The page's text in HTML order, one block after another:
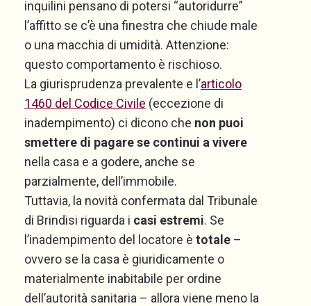
inquilini pensano di potersi “autoridurre”
l’affitto se c’è una finestra che chiude male
o una macchia di umidità. Attenzione:
questo comportamento è rischioso.
La giurisprudenza prevalente e l’articolo
1460 del Codice Civile (eccezione di
inadempimento) ci dicono che non puoi
smettere di pagare se continui a vivere
nella casa e a godere, anche se
parzialmente, dell’immobile.
Tuttavia, la novità confermata dal Tribunale
di Brindisi riguarda i casi estremi. Se
l’inadempimento del locatore è totale –
ovvero se la casa è giuridicamente o
materialmente inabitabile per ordine
dell’autorità sanitaria – allora viene meno la